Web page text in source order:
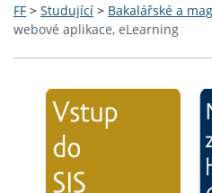
FF > Studující > Bakalářské a
webové aplikace, eLearning